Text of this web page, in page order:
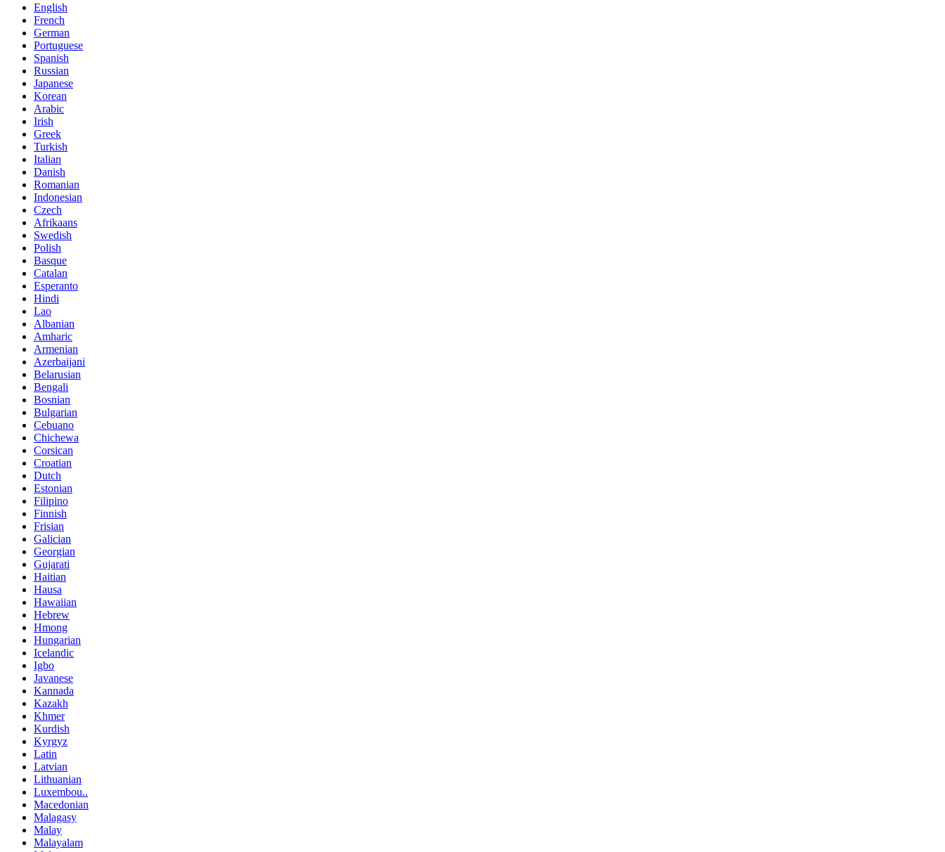
English
French
German
Portuguese
Spanish
Russian
Japanese
Korean
Arabic
Irish
Greek
Turkish
Italian
Danish
Romanian
Indonesian
Czech
Afrikaans
Swedish
Polish
Basque
Catalan
Esperanto
Hindi
Lao
Albanian
Amharic
Armenian
Azerbaijani
Belarusian
Bengali
Bosnian
Bulgarian
Cebuano
Chichewa
Corsican
Croatian
Dutch
Estonian
Filipino
Finnish
Frisian
Galician
Georgian
Gujarati
Haitian
Hausa
Hawaiian
Hebrew
Hmong
Hungarian
Icelandic
Igbo
Javanese
Kannada
Kazakh
Khmer
Kurdish
Kyrgyz
Latin
Latvian
Lithuanian
Luxembou..
Macedonian
Malagasy
Malay
Malayalam